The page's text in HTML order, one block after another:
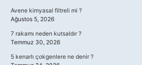
Avene kimyasal filtreli mi ?
Ağustos 5, 2026
7 rakamı neden kutsaldır ?
Temmuz 30, 2026
5 kenarlı çokgenlere ne denir ?